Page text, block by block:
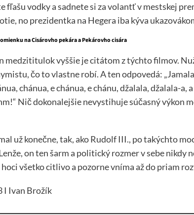
fľašu vodky a sadnete si za volantť v mestskej
no prezidentka na Hegera iba kýva
na Cisárovho pekára a Pekárovho cisára
medzititulok vyššie je citátom z týchto filmov.
čo to vlastne robí. A ten odpovedá:
chánua, e chánua, e chánu, džalala, džalala-
Nič dokonalejšie nevystihuje súčasný výkon
už konečne, tak, ako Rudolf III., po takýchto
on ten šarm a politický rozmer v sebe nikdy
všetko citlivo a pozorne vníma až do priam
I Ivan Brožík